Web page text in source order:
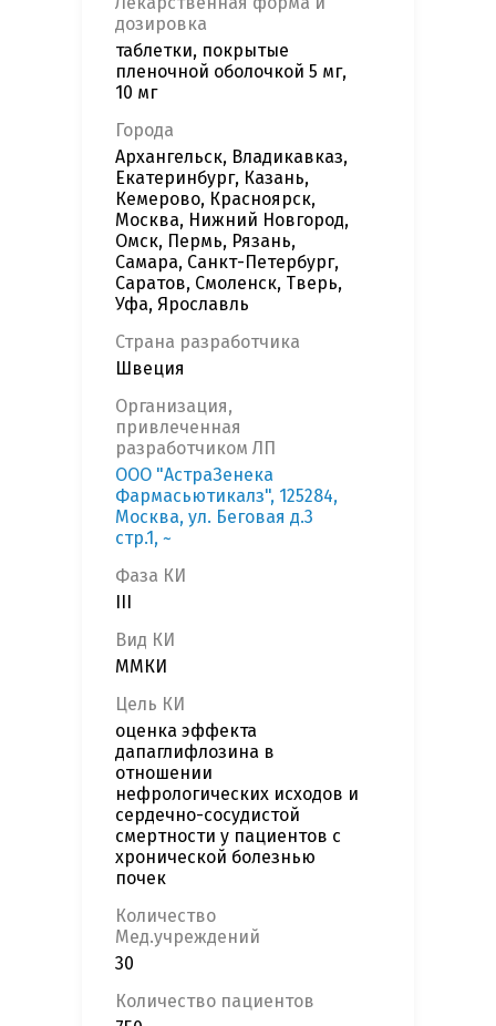
дозировка
таблетки, покрытые
пленочной оболочкой 5 мг,
10 мг
Города
Архангельск, Владикавказ,
Екатеринбург, Казань,
Кемерово, Красноярск,
Москва, Нижний Новгород,
Омск, Пермь, Рязань,
Самара, Санкт-Петербург,
Саратов, Смоленск, Тверь,
Уфа, Ярославль
Страна разработчика
Швеция
Организация,
привлеченная
разработчиком ЛП
ООО "АстраЗенека
Фармасьютикалз", 125284,
Москва, ул. Беговая д.3
стр.1, ~
Фаза КИ
Вид КИ
ММКИ
Цель КИ
оценка эффекта
дапаглифлозина в
отношении
нефрологических исходов и
сердечно-сосудистой
смертности у пациентов с
хронической болезнью
почек
Количество
Мед.учреждений
30
Количество пациентов